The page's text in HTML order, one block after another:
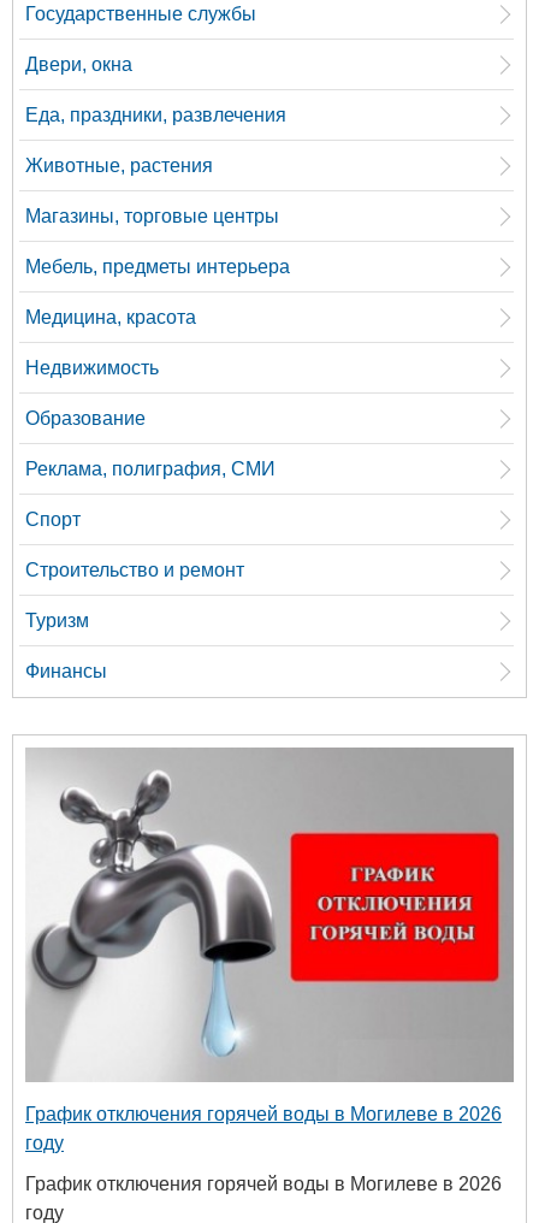
Государственные службы
Двери, окна
Еда, праздники, развлечения
Животные, растения
Магазины, торговые центры
Мебель, предметы интерьера
Медицина, красота
Недвижимость
Образование
Реклама, полиграфия, СМИ
Спорт
Строительство и ремонт
Туризм
Финансы
График отключения горячей воды в Могилеве в 2026
году
График отключения горячей воды в Могилеве в 2026
году